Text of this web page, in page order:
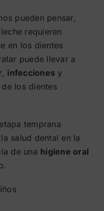
pueden pensar,
requieren
en los dientes
puede llevar a
, infecciones y
los dientes
temprana
salud dental en la
de una higiene oral